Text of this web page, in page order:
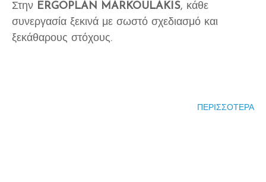
Στην ERGOPLAN MARKOULAKIS, κάθε
συνεργασία ξεκινά με σωστό σχεδιασμό και
ξεκάθαρους στόχους.
ΠΕΡΙΣΣΟΤΕΡΑ